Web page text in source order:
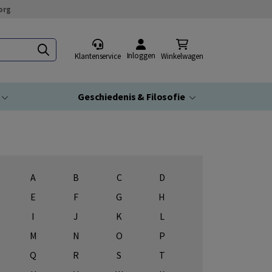
Klantenservice Inloggen Winkelwagen
Geschiedenis & Filosofie
A B C
D
E
F G
H
I
J K
L
M
N O
P
Q
R S
T